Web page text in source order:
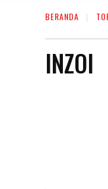
BERANDA
INZOI